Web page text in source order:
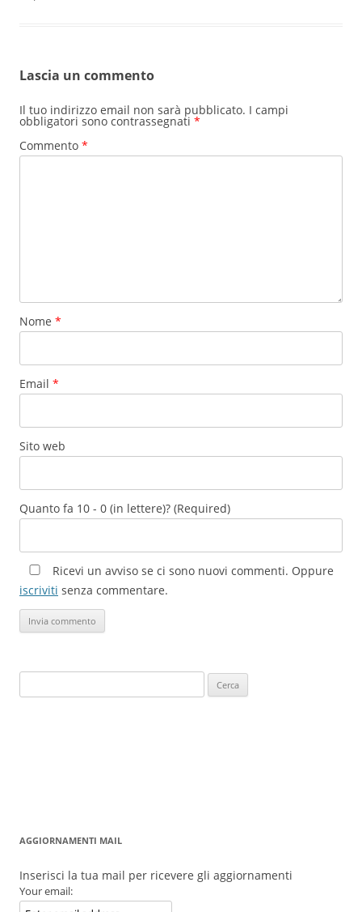
Lascia un commento
Il tuo indirizzo email non sarà pubblicato. I campi
obbligatori sono contrassegnati *
Commento *
Nome *
Email *
Sito web
Quanto fa 10 - 0 (in lettere)? (Required)
Ricevi un avviso se ci sono nuovi commenti. Oppure
iscriviti senza commentare.
per:
AGGIORNAMENTI MAIL
Inserisci la tua mail per ricevere gli aggiornamenti
Your email: